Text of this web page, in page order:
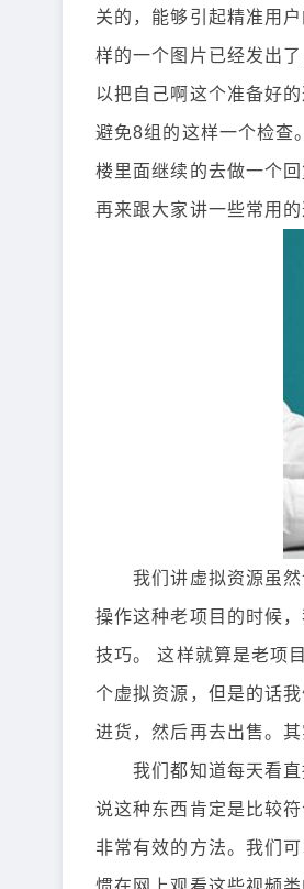
关的，能够引起精准用
样的一个图片已经发出
以把自己啊这个准备好
避免8组的这样一个检查
楼里面继续的去做一个
再来跟大家讲一些常用的
我们讲虚拟资源虽然
操作这种老项目的时候
技巧。 这样就算是老项
个虚拟资源，但是的话
进货，然后再去出售。
我们都知道每天看直
说这种东西肯定是比较
非常有效的方法。我们